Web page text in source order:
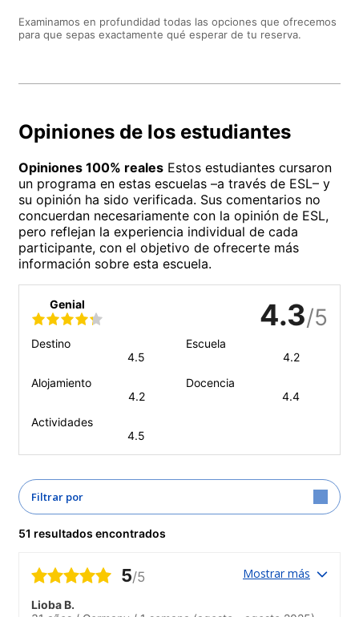
Examinamos en profundidad todas las opciones que ofrecemos
para que sepas exactamente qué esperar de tu reserva.
Opiniones de los estudiantes
Opiniones 100% reales Estos estudiantes cursaron
un programa en estas escuelas –a través de ESL– y
su opinión ha sido verificada. Sus comentarios no
concuerdan necesariamente con la opinión de ESL,
pero reflejan la experiencia individual de cada
participante, con el objetivo de ofrecerte más
información sobre esta escuela.
Genial 4.3/5
Destino
4.5
Escuela
4.2
Alojamiento
4.2
Docencia
4.4
Actividades
4.5
Filtrar por
51 resultados encontrados
5/5 Mostrar más
Lioba B.